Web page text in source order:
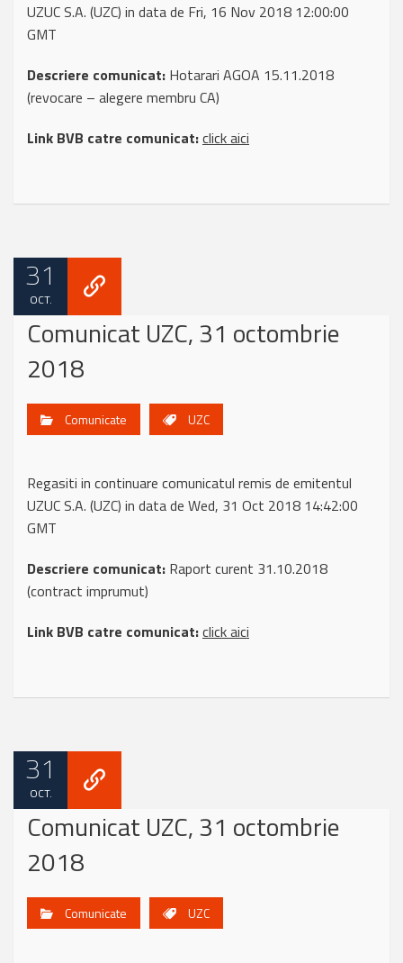
UZUC S.A. (UZC) in data de Fri, 16 Nov 2018 12:00:00
GMT
Descriere comunicat: Hotarari AGOA 15.11.2018
(revocare – alegere membru CA)
Link BVB catre comunicat:click aici
31
OCT.
Comunicat UZC, 31 octombrie
2018
Comunicate UZC
Regasiti in continuare comunicatul remis de emitentul
UZUC S.A. (UZC) in data de Wed, 31 Oct 2018 14:42:00
GMT
Descriere comunicat: Raport curent 31.10.2018
(contract imprumut)
Link BVB catre comunicat:click aici
31
OCT.
Comunicat UZC, 31 octombrie
2018
Comunicate UZC